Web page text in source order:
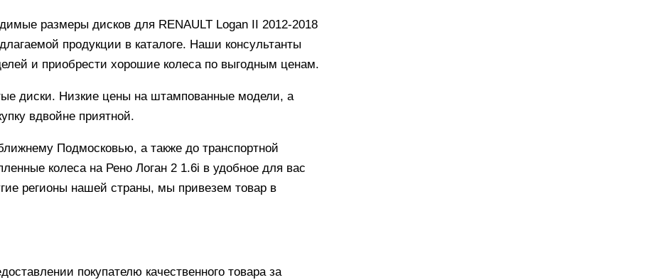
размеры дисков для RENAULT Logan II 2012-2018
продукции в каталоге. Наши консультанты
и приобрести хорошие колеса по выгодным ценам.
диски. Низкие цены на штампованные модели, а
вдвойне приятной.
Подмосковью, а также до транспортной
колеса на Рено Логан 2 1.6i в удобное для вас
регионы нашей страны, мы привезем товар в
покупателю качественного товара за